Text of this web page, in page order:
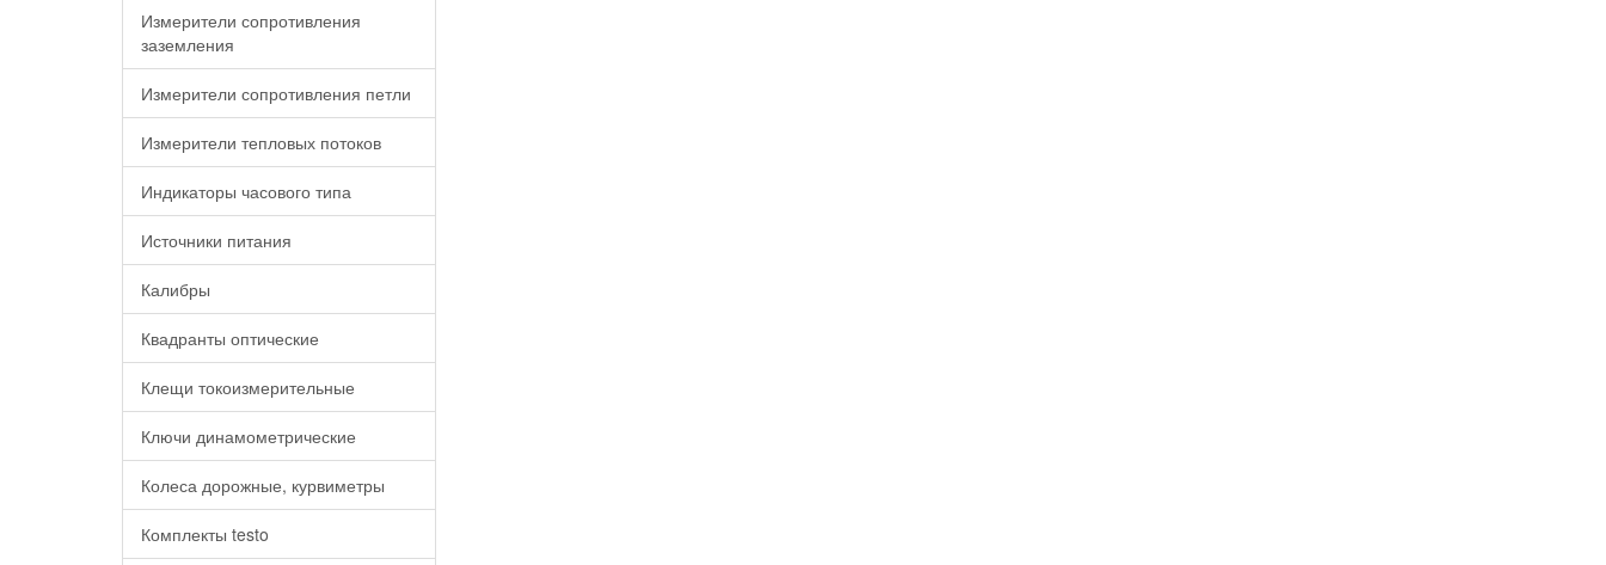
Измерители сопротивления
заземления
Измерители сопротивления петли
Измерители тепловых потоков
Индикаторы часового типа
Источники питания
Калибры
Квадранты оптические
Клещи токоизмерительные
Ключи динамометрические
Колеса дорожные, курвиметры
Комплекты testo